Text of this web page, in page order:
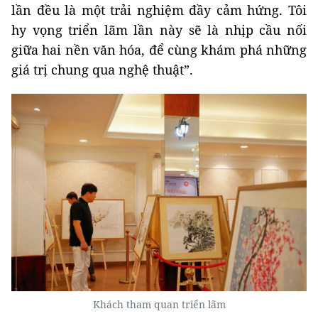
lần đều là một trải nghiệm đầy cảm hứng. Tôi
hy vọng triển lãm lần này sẽ là nhịp cầu nối
giữa hai nền văn hóa, để cùng khám phá những
giá trị chung qua nghệ thuật”.
Khách tham quan triển lãm